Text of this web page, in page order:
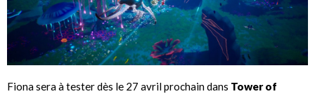
Fiona sera à tester dès le 27 avril prochain dans Tower of